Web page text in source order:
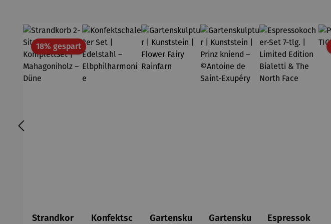
18% gespartRabatt
Strandkor
Konfektsc
Gartensku
Gartensku
Espressok